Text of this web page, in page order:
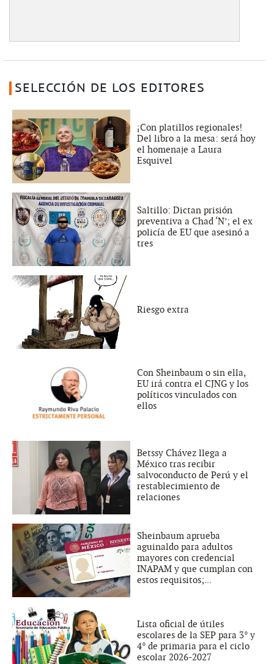
SELECCIÓN DE LOS EDITORES
¡Con platillos regionales!
Del libro a la mesa: será hoy
el homenaje a Laura
Esquivel
Saltillo: Dictan prisión
preventiva a Chad ‘N’; el ex
policía de EU que asesinó a
tres
Riesgo extra
Con Sheinbaum o sin ella,
EU irá contra el CJNG y los
políticos vinculados con
ellos
Betssy Chávez llega a
México tras recibir
salvoconducto de Perú y el
restablecimiento de
relaciones
Sheinbaum aprueba
aguinaldo para adultos
mayores con credencial
INAPAM y que cumplan con
estos requisitos;...
Lista oficial de útiles
escolares de la SEP para 3° y
4° de primaria para el ciclo
escolar 2026-2027